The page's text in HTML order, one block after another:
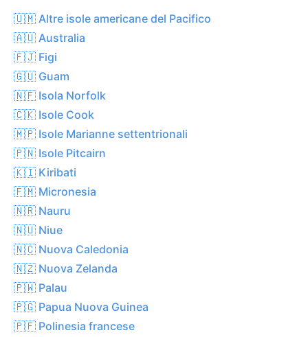
🇺🇲 Altre isole americane del Pacifico
🇦🇺 Australia
🇫🇯 Figi
🇬🇺 Guam
🇳🇫 Isola Norfolk
🇨🇰 Isole Cook
🇲🇵 Isole Marianne settentrionali
🇵🇳 Isole Pitcairn
🇰🇮 Kiribati
🇫🇲 Micronesia
🇳🇷 Nauru
🇳🇺 Niue
🇳🇨 Nuova Caledonia
🇳🇿 Nuova Zelanda
🇵🇼 Palau
🇵🇬 Papua Nuova Guinea
🇵🇫 Polinesia francese